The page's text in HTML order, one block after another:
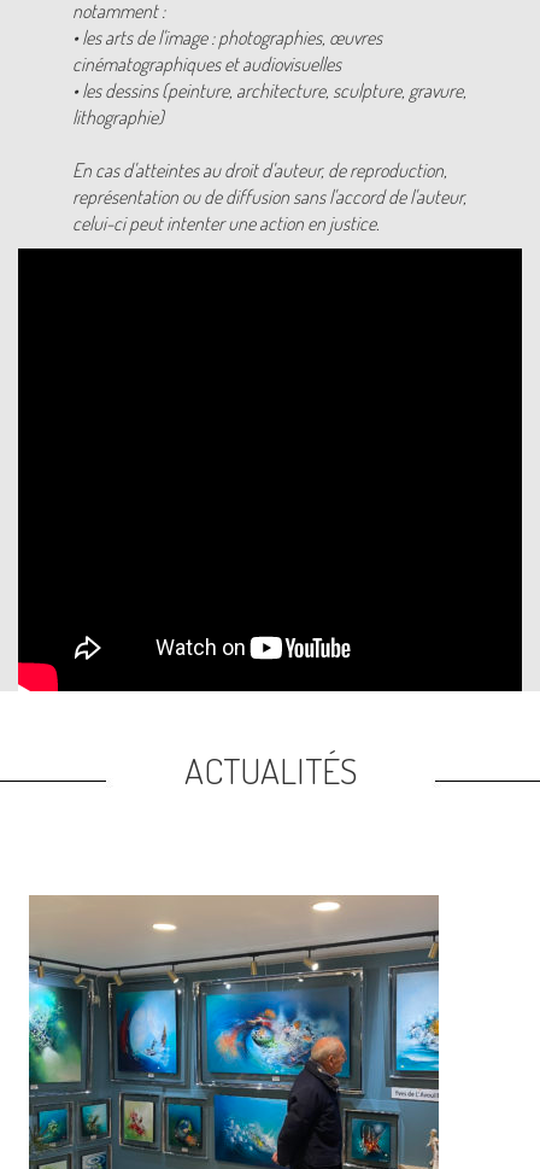
notamment :
• les arts de l'image : photographies, œuvres
cinématographiques et audiovisuelles
• les dessins (peinture, architecture, sculpture, gravure,
lithographie)
En cas d'atteintes au droit d'auteur, de reproduction,
représentation ou de diffusion sans l'accord de l'auteur,
celui-ci peut intenter une action en justice.
ACTUALITÉS